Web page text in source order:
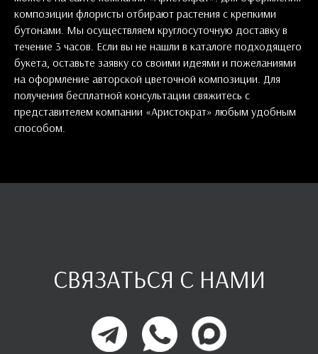
композиции флористы отбирают растения с крепкими
бутонами. Мы осуществляем круглосуточную доставку в
течение 3 часов. Если вы не нашли в каталоге подходящего
букета, оставьте заявку со своими идеями и пожеланиями
на оформление авторской цветочной композиции. Для
получения бесплатной консультации свяжитесь с
представителем компании «Аристократ» любым удобным
способом.
СВЯЗАТЬСЯ С НАМИ